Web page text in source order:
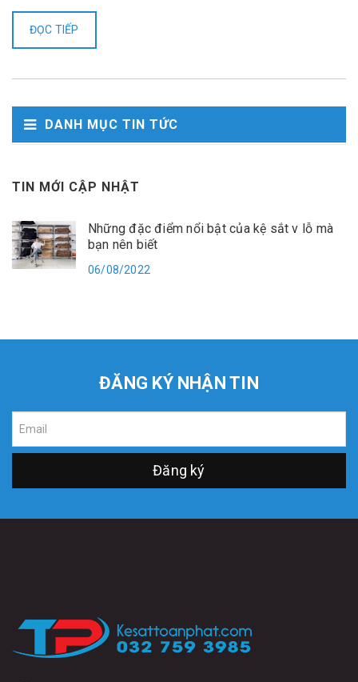
DANH MỤC TIN TỨC
TIN MỚI CẬP NHẬT
Những đặc điểm nổi bật của kệ sắt v lỗ mà
bạn nên biết
06/08/2022
ĐỌC TIẾP
ĐĂNG KÝ NHẬN TIN
Đăng ký